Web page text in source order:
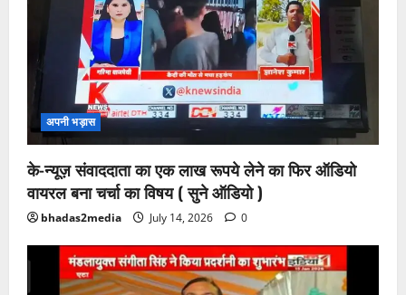
अपनी भड़ास
के-न्यूज़ संवाददाता का एक लाख रूपये लेने का फिर ऑडियो
वायरल बना चर्चा का विषय ( सुने ऑडियो )
bhadas2media July 14, 2026 0